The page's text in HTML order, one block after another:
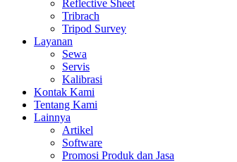
Reflective Sheet
Tribrach
Tripod Survey
Layanan
Sewa
Servis
Kalibrasi
Kontak Kami
Tentang Kami
Lainnya
Artikel
Software
Promosi Produk dan Jasa